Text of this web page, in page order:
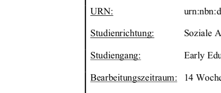
URN:
Studienrichtung: Soziale
Studiengang: Early
Bearbeitungszeitraum:
14